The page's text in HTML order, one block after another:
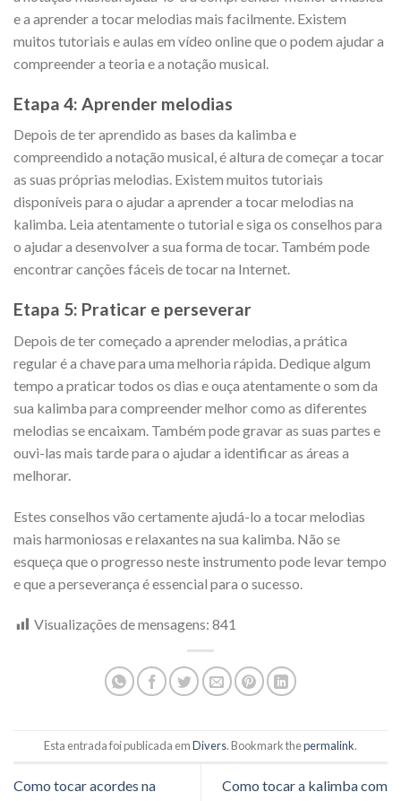
e a aprender a tocar melodias mais facilmente. Existem
muitos tutoriais e aulas em vídeo online que o podem ajudar a
compreender a teoria e a notação musical.
Etapa 4: Aprender melodias
Depois de ter aprendido as bases da kalimba e
compreendido a notação musical, é altura de começar a tocar
as suas próprias melodias. Existem muitos tutoriais
disponíveis para o ajudar a aprender a tocar melodias na
kalimba. Leia atentamente o tutorial e siga os conselhos para
o ajudar a desenvolver a sua forma de tocar. Também pode
encontrar canções fáceis de tocar na Internet.
Etapa 5: Praticar e perseverar
Depois de ter começado a aprender melodias, a prática
regular é a chave para uma melhoria rápida. Dedique algum
tempo a praticar todos os dias e ouça atentamente o som da
sua kalimba para compreender melhor como as diferentes
melodias se encaixam. Também pode gravar as suas partes e
ouvi-las mais tarde para o ajudar a identificar as áreas a
melhorar.
Estes conselhos vão certamente ajudá-lo a tocar melodias
mais harmoniosas e relaxantes na sua kalimba. Não se
esqueça que o progresso neste instrumento pode levar tempo
e que a perseverança é essencial para o sucesso.
Visualizações de mensagens: 841
Esta entrada foi publicada emDivers. Bookmark thepermalink.
Como tocar acordes na
Como tocar a kalimba com